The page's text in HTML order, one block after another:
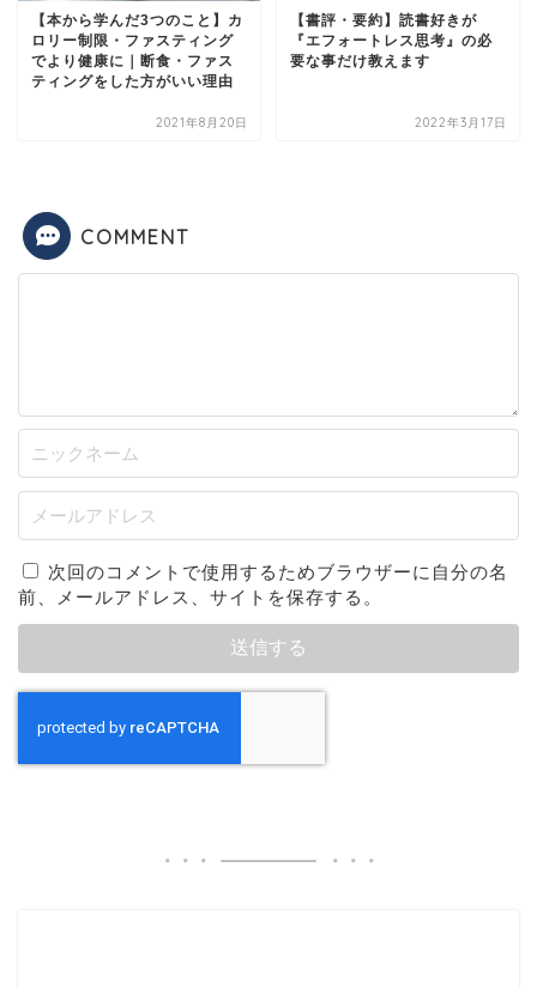
【本から学んだ3つのこと】カ
ロリー制限・ファスティング
でより健康に｜断食・ファス
ティングをした方がいい理由
2021年8月20日
【書評・要約】読書好きが
『エフォートレス思考』の必
要な事だけ教えます
2022年3月17日
COMMENT
次回のコメントで使用するためブラウザーに自分の名
前、メールアドレス、サイトを保存する。